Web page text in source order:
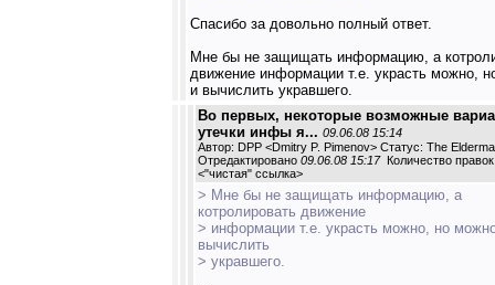
Спасибо за довольно полный ответ.
Мне бы не защищать информацию, а
движение информации т.е. украсть можно,
и вычислить укравшего.
Во первых, некоторые возможные
утечки инфы я... 09.06.08 15:14
Автор: DPP <Dmitry P. Pimenov> Статус: The
Отредактировано 09.06.08 15:17Количество
<"чистая" ссылка>
> Мне бы не защищать информацию, а
котролировать движение
> информации т.е. украсть можно, но
вычислить
> укравшего.